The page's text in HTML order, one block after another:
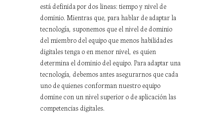
está definida por dos lineas: tiempo y nivel de
dominio. Mientras que, para hablar de adaptar la
tecnología, suponemos que el nivel de dominio
del miembro del equipo que menos habilidades
digitales tenga o en menor nivel, es quien
determina el dominio del equipo. Para adaptar una
tecnología, debemos antes asegurarnos que cada
uno de quienes conforman nuestro equipo
domine con un nivel superior o de aplicación las
competencias digitales.